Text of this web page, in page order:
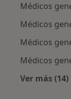
Médicos
Médicos
Médicos
Médicos
Ver más (14)